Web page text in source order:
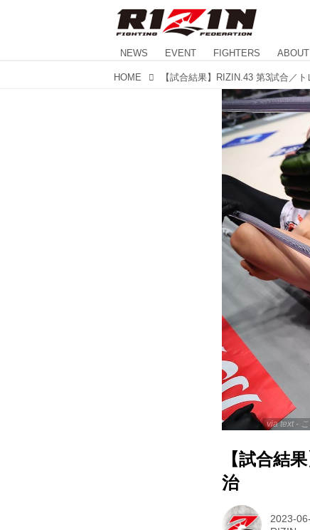
NEWS EVENT FIGHTERS
HOME
via text -
【試合結
治
2023-